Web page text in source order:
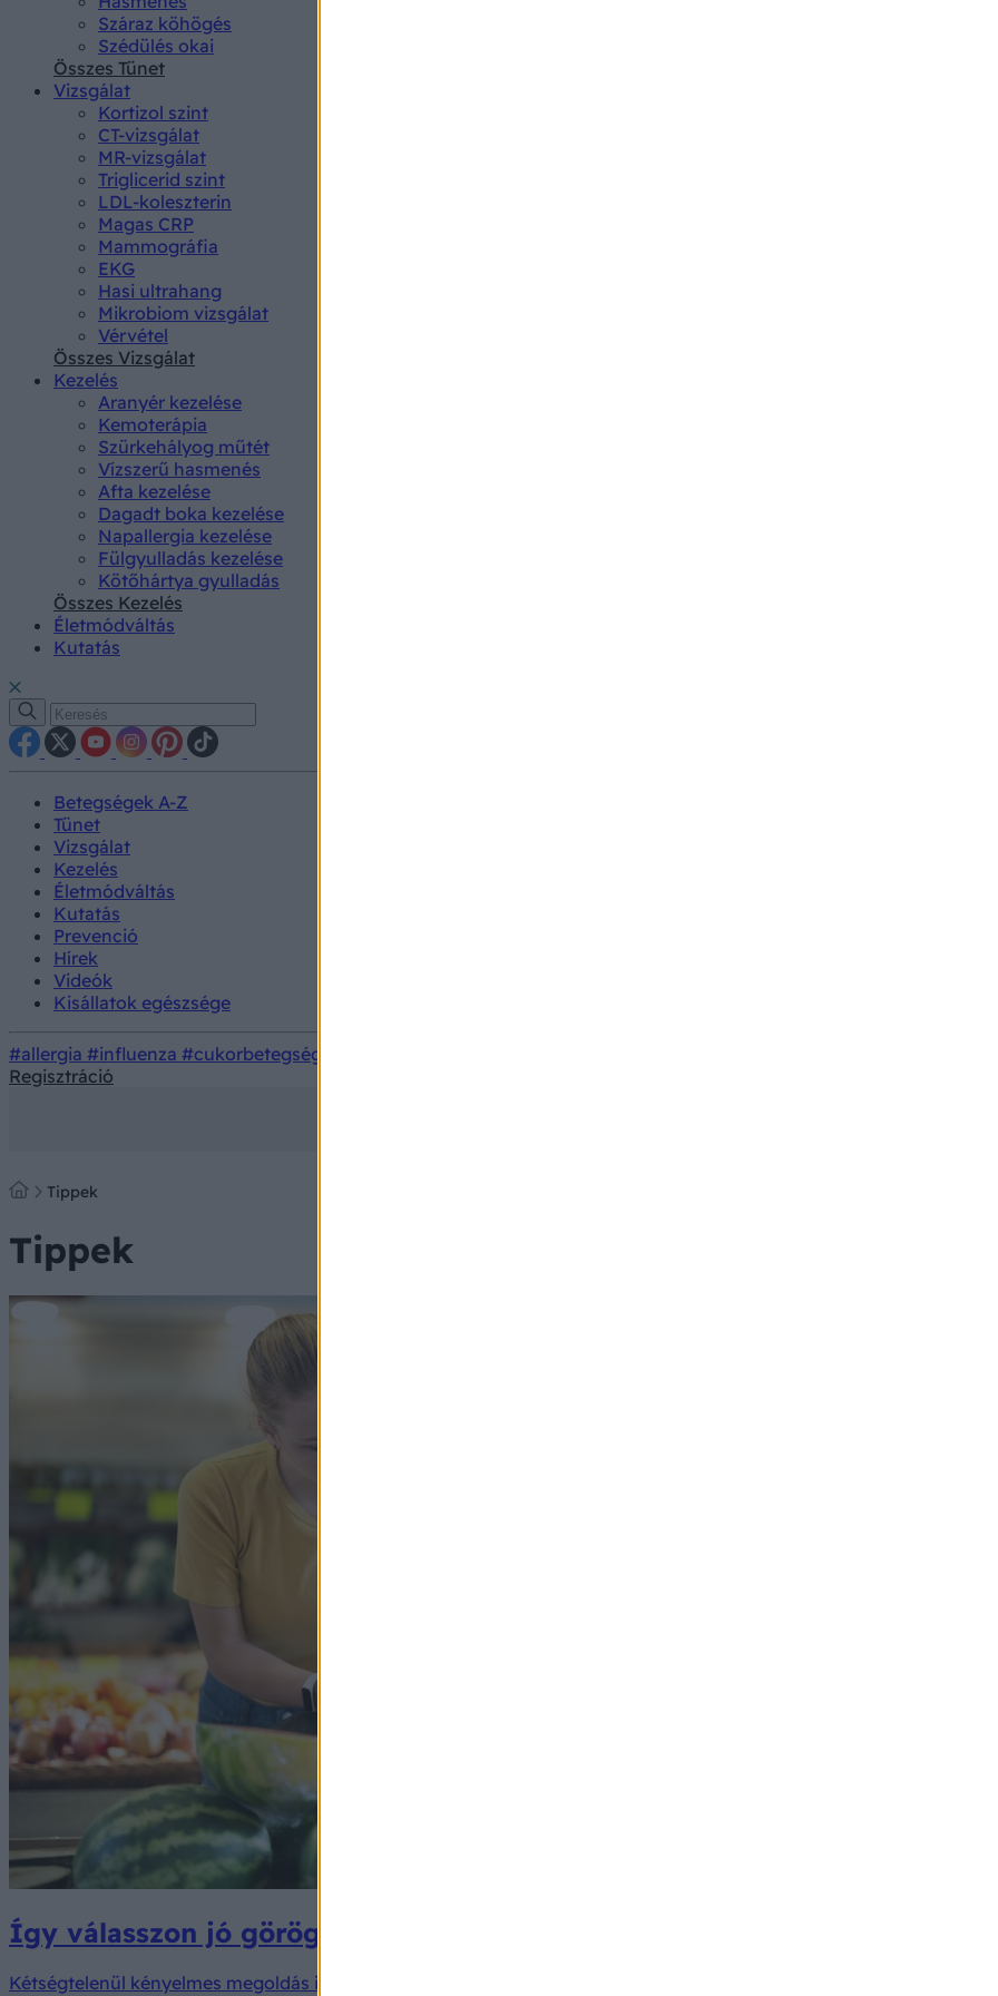
Száraz köhögés
Szédülés okai
Összes Tünet
Vizsgálat
Kortizol szint
CT-vizsgálat
MR-vizsgálat
Triglicerid szint
LDL-koleszterin
Magas CRP
Mammográfia
EKG
Hasi ultrahang
Mikrobiom vizsgálat
Vérvétel
Összes Vizsgálat
Kezelés
Aranyér kezelése
Kemoterápia
Szürkehályog műtét
Vízszerű hasmenés
Afta kezelése
Dagadt boka kezelése
Napallergia kezelése
Fülgyulladás kezelése
Kötőhártya gyulladás
Összes Kezelés
Életmódváltás
Kutatás
Betegségek A-Z
Tünet
Vizsgálat
Kezelés
Életmódváltás
Kutatás
Prevenció
Hírek
Videók
Kisállatok egészsége
#allergia #influenza #cukorbetegség
Regisztráció
Tippek
Tippek
Így válasszon jó görögdinnyét: a szakértők szerint ezt a hibát követik el
Kétségtelenül kényelmes megoldás ilyen dinnyét venni, ám a szakértők nem ajánlják.